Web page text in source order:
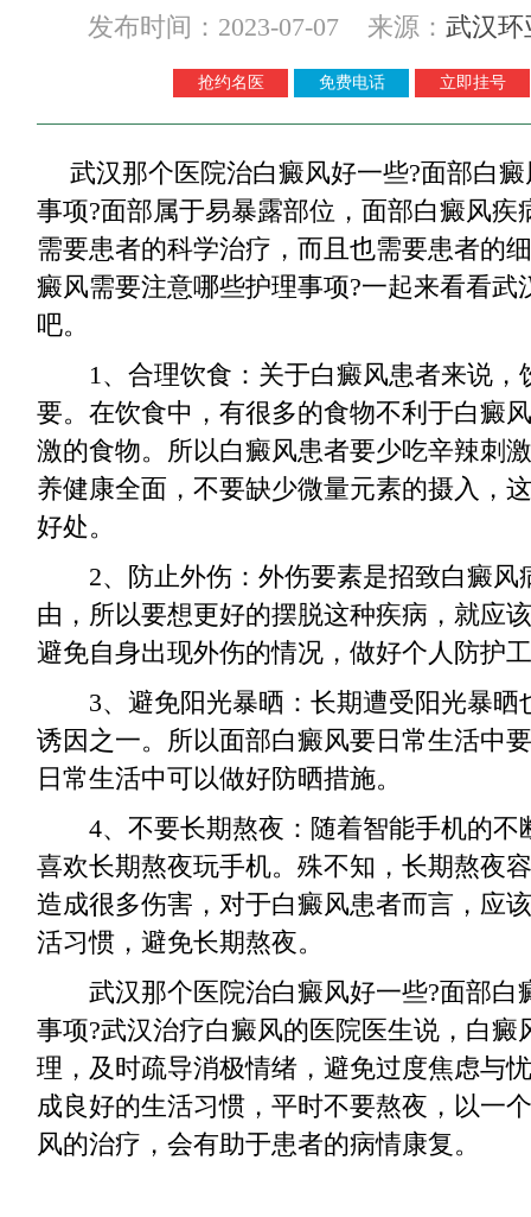
发布时间：2023-07-07 来源： 武汉环
抢约名医 免费电话 立即挂号
武汉那个医院治白癜风好一些?面部白癜
事项?面部属于易暴露部位，面部白癜风疾
需要患者的科学治疗，而且也需要患者的
癜风需要注意哪些护理事项?一起来看看武
吧。
1、合理饮食：关于白癜风患者来说，
要。在饮食中，有很多的食物不利于白癜
激的食物。所以白癜风患者要少吃辛辣刺
养健康全面，不要缺少微量元素的摄入，
好处。
2、防止外伤：外伤要素是招致白癜风
由，所以要想更好的摆脱这种疾病，就应
避免自身出现外伤的情况，做好个人防护
3、避免阳光暴晒：长期遭受阳光暴晒
诱因之一。所以面部白癜风要日常生活中
日常生活中可以做好防晒措施。
4、不要长期熬夜：随着智能手机的不
喜欢长期熬夜玩手机。殊不知，长期熬夜
造成很多伤害，对于白癜风患者而言，应
活习惯，避免长期熬夜。
武汉那个医院治白癜风好一些?面部白
事项?武汉治疗白癜风的医院医生说，白癜
理，及时疏导消极情绪，避免过度焦虑与
成良好的生活习惯，平时不要熬夜，以一
风的治疗，会有助于患者的病情康复。